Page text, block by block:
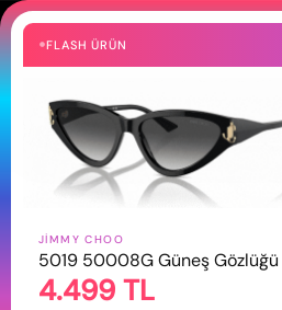
Hakkımızda
Gizlilik Politikası
İletişim
FLASH ÜRÜN
JIMMY CHOO
5019 50008G Güneş Gözlüğü
4.499 TL